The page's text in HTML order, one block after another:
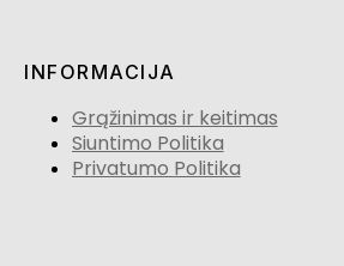
INFORMACIJA
Grąžinimas ir keitimas
Siuntimo Politika
Privatumo Politika